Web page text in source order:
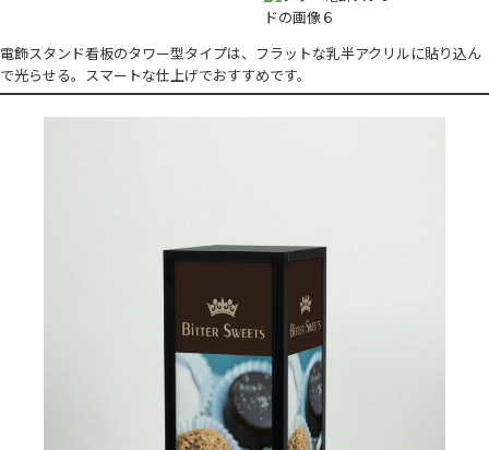
電飾スタンド看板のタワー型タイプは、フラットな乳半アクリルに貼り込ん
で光らせる。スマートな仕上げでおすすめです。